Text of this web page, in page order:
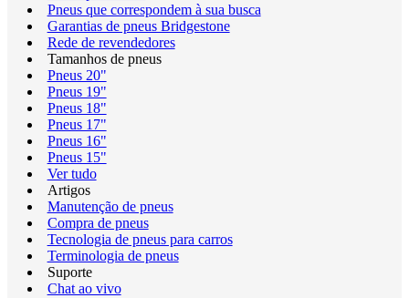
Pneus que correspondem à sua busca
Garantias de pneus Bridgestone
Rede de revendedores
Tamanhos de pneus
Pneus 20"
Pneus 19"
Pneus 18"
Pneus 17"
Pneus 16"
Pneus 15"
Ver tudo
Artigos
Manutenção de pneus
Compra de pneus
Tecnologia de pneus para carros
Terminologia de pneus
Suporte
Chat ao vivo